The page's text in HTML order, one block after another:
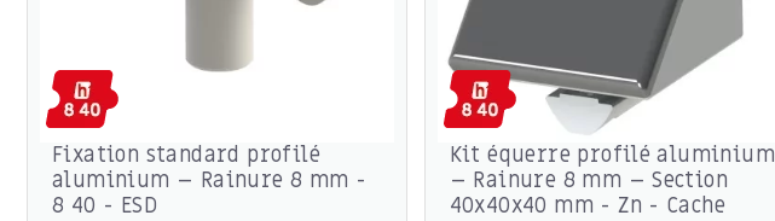
Fixation standard profilé
aluminium – Rainure 8 mm -
8 40 - ESD
Kit équerre profilé aluminium
– Rainure 8 mm – Section
40x40x40 mm - Zn - Cache